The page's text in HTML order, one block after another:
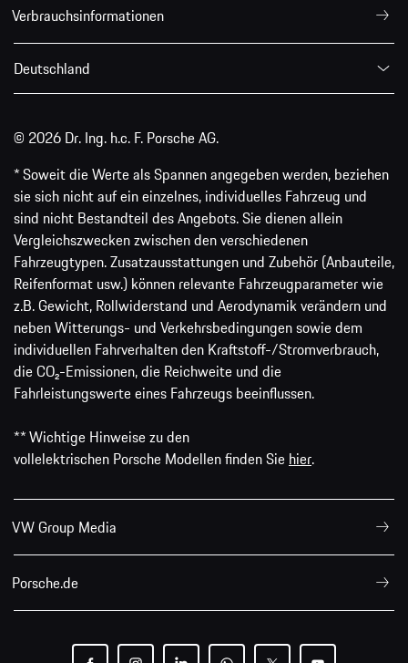
Verbrauchsinformationen
Deutschland
© 2026 Dr. Ing. h.c. F. Porsche AG.
* Soweit die Werte als Spannen angegeben werden, beziehen
sie sich nicht auf ein einzelnes, individuelles Fahrzeug und
sind nicht Bestandteil des Angebots. Sie dienen allein
Vergleichszwecken zwischen den verschiedenen
Fahrzeugtypen. Zusatzausstattungen und Zubehör (Anbauteile,
Reifenformat usw.) können relevante Fahrzeugparameter wie
z.B. Gewicht, Rollwiderstand und Aerodynamik verändern und
neben Witterungs- und Verkehrsbedingungen sowie dem
individuellen Fahrverhalten den Kraftstoff-/Stromverbrauch,
die CO₂-Emissionen, die Reichweite und die
Fahrleistungswerte eines Fahrzeugs beeinflussen.
** Wichtige Hinweise zu den
vollelektrischen Porsche Modellen finden Sie hier.
VW Group Media
Porsche.de